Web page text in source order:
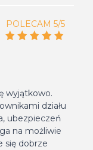
POLECAM 5/5
wyjątkowo.
działu
ubezpieczeń
na możliwie
się dobrze